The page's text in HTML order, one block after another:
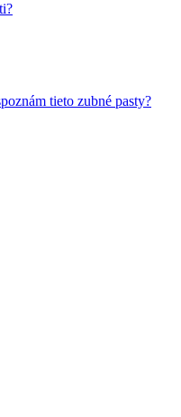
tieto zubné pasty?